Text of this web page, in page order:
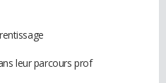
leur parcours prof